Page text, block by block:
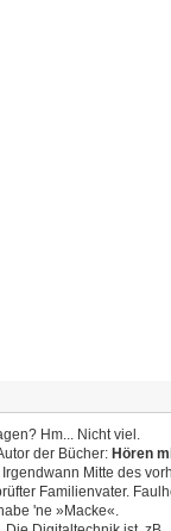
Hm... Nicht viel.
der Bücher: Hören
Irgendwann Mitte des
Familienvater.
'ne »Macke«.